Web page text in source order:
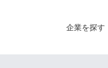
企業を探す